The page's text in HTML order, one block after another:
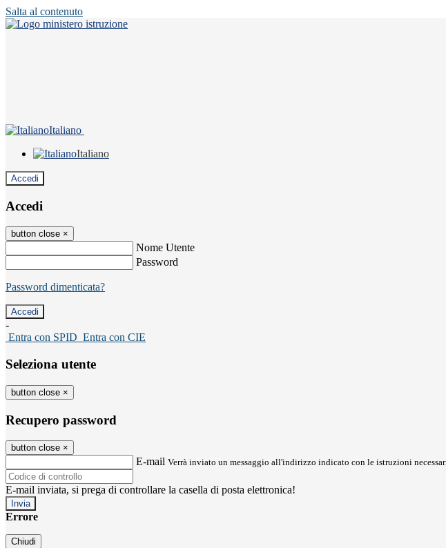
Salta al contenuto
Italiano
Italiano
Accedi
Accedi
button close ×
Nome Utente
Password
Password dimenticata?
-
Entra con SPID Entra con CIE
Seleziona utente
button close ×
Recupero password
button close ×
E-mail Verrà inviato un messaggio all'indirizzo indicato con le istruzioni
E-mail inviata, si prega di controllare la casella di posta elettronica!
Errore
Chiudi